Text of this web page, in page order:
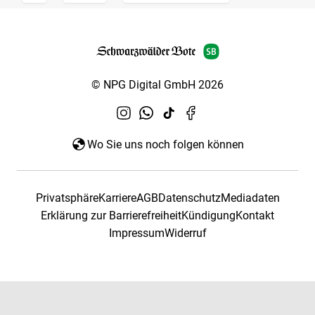
© NPG Digital GmbH 2026
Wo Sie uns noch folgen können
PrivatsphäreKarriereAGBDatenschutzMediadaten
Erklärung zur BarrierefreiheitKündigungKontakt
ImpressumWiderruf